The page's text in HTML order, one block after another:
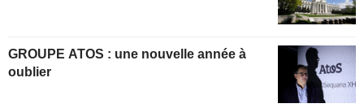
GROUPE ATOS : une nouvelle année à
oublier